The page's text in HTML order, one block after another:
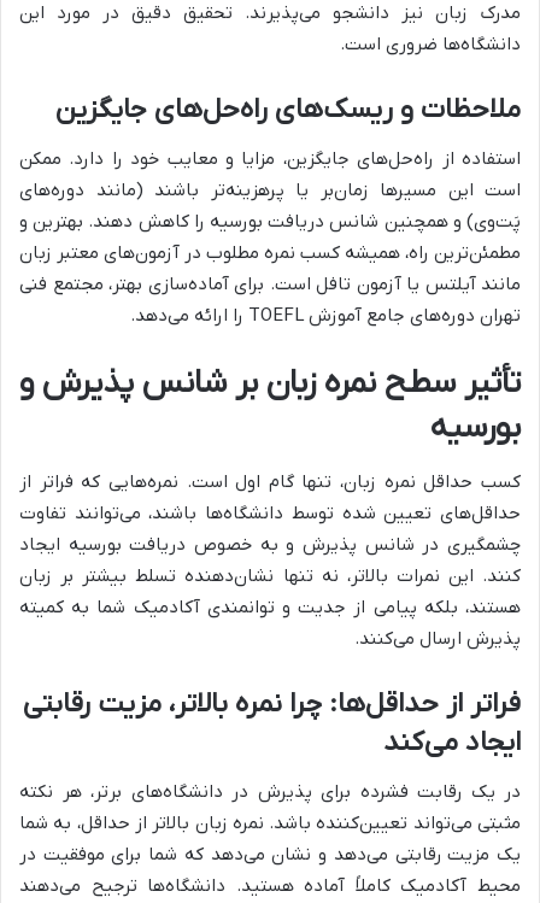
مدرک زبان نیز دانشجو می‌پذیرند. تحقیق دقیق در مورد این
دانشگاه‌ها ضروری است.
ملاحظات و ریسک‌های راه‌حل‌های جایگزین
استفاده از راه‌حل‌های جایگزین، مزایا و معایب خود را دارد. ممکن
است این مسیرها زمان‌بر یا پرهزینه‌تر باشند (مانند دوره‌های
پَت‌وی) و همچنین شانس دریافت بورسیه را کاهش دهند. بهترین و
مطمئن‌ترین راه، همیشه کسب نمره مطلوب در آزمون‌های معتبر زبان
مانند آیلتس یا آزمون تافل است. برای آماده‌سازی بهتر، مجتمع فنی
تهران دوره‌های جامع آموزش TOEFL را ارائه می‌دهد.
تأثیر سطح نمره زبان بر شانس پذیرش و
بورسیه
کسب حداقل نمره زبان، تنها گام اول است. نمره‌هایی که فراتر از
حداقل‌های تعیین شده توسط دانشگاه‌ها باشند، می‌توانند تفاوت
چشمگیری در شانس پذیرش و به خصوص دریافت بورسیه ایجاد
کنند. این نمرات بالاتر، نه تنها نشان‌دهنده تسلط بیشتر بر زبان
هستند، بلکه پیامی از جدیت و توانمندی آکادمیک شما به کمیته
پذیرش ارسال می‌کنند.
فراتر از حداقل‌ها: چرا نمره بالاتر، مزیت رقابتی
ایجاد می‌کند
در یک رقابت فشرده برای پذیرش در دانشگاه‌های برتر، هر نکته
مثبتی می‌تواند تعیین‌کننده باشد. نمره زبان بالاتر از حداقل، به شما
یک مزیت رقابتی می‌دهد و نشان می‌دهد که شما برای موفقیت در
محیط آکادمیک کاملاً آماده هستید. دانشگاه‌ها ترجیح می‌دهند